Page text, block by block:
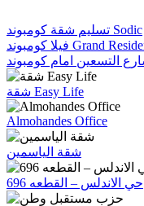
تسليم شقة كومبوند Sodic
شقة Easy Life
Almohandes Office
شقة الياسمين
حي الاندلس – القطعه 696